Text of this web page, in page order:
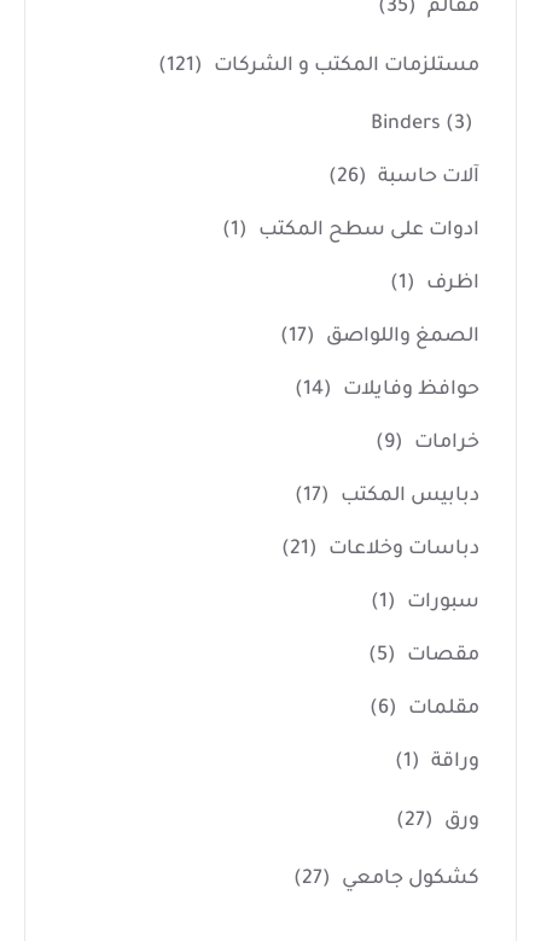
مقالم (35)
مستلزمات المكتب و الشركات (121)
Binders (3)
آلات حاسبة (26)
ادوات على سطح المكتب (1)
اظرف (1)
الصمغ واللواصق (17)
حوافظ وفايلات (14)
خرامات (9)
دبابيس المكتب (17)
دباسات وخلاعات (21)
سبورات (1)
مقصات (5)
مقلمات (6)
وراقة (1)
ورق (27)
كشكول جامعي (27)